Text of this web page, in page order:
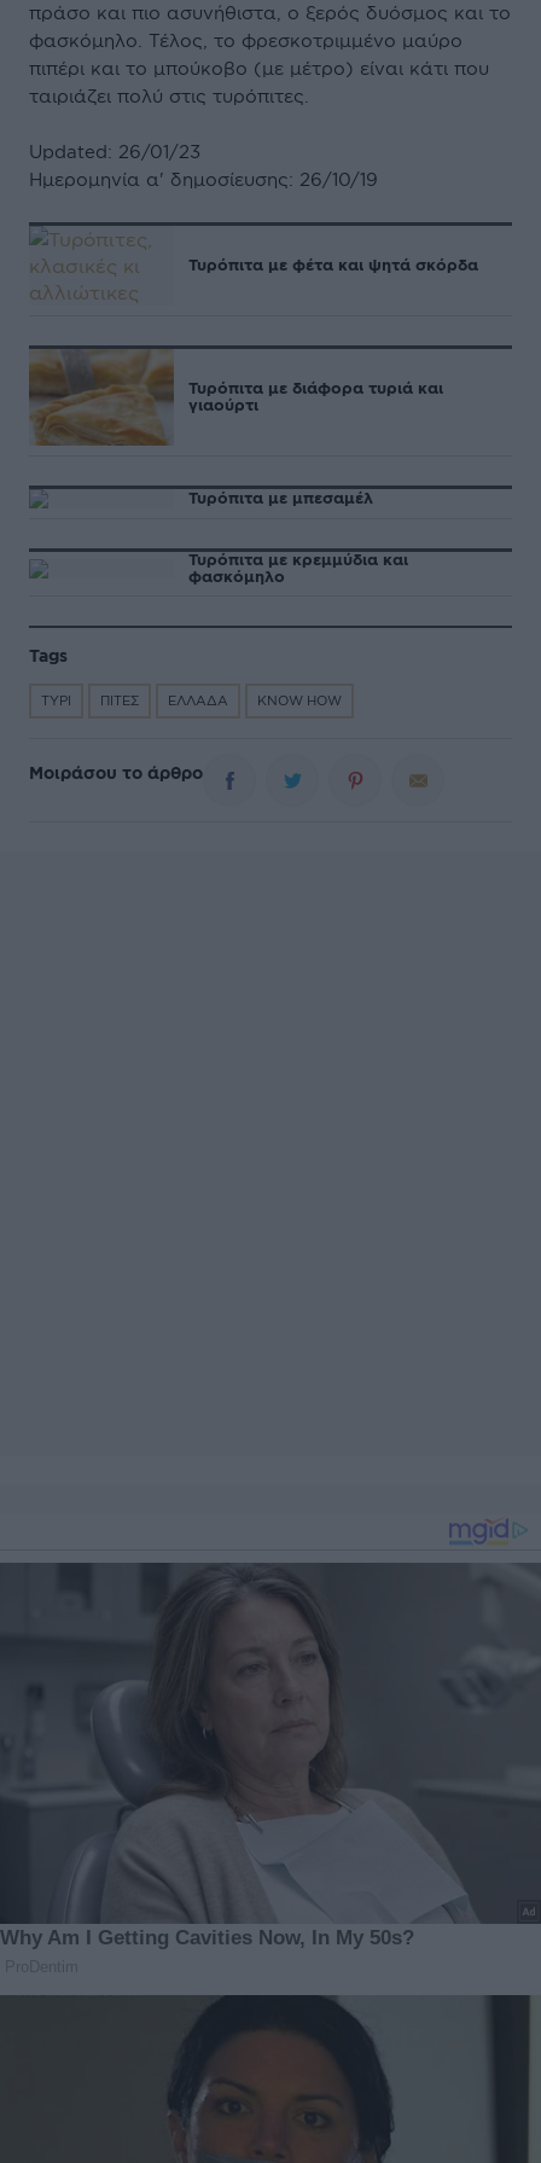
πράσο και πιο ασυνήθιστα, ο ξερός δυόσμος και το
φασκόμηλο. Τέλος, το φρεσκοτριμμένο μαύρο
πιπέρι και το μπούκοβο (με μέτρο) είναι κάτι που
ταιριάζει πολύ στις τυρόπιτες.
Updated: 26/01/23
Ημερομηνία α' δημοσίευσης: 26/10/19
Τυρόπιτα με φέτα και ψητά σκόρδα
Τυρόπιτα με διάφορα τυριά και
γιαούρτι
Τυρόπιτα με μπεσαμέλ
Τυρόπιτα με κρεμμύδια και
φασκόμηλο
Tags
ΤΥΡΙ ΠΙΤΕΣ ΕΛΛΑΔΑ KNOW HOW
Μοιράσου το άρθρο